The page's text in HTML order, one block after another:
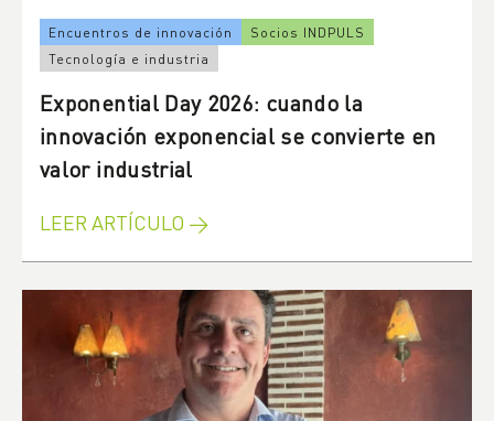
Encuentros de innovación
Socios INDPULS
Tecnología e industria
Exponential Day 2026: cuando la
innovación exponencial se convierte en
valor industrial
LEER ARTÍCULO →